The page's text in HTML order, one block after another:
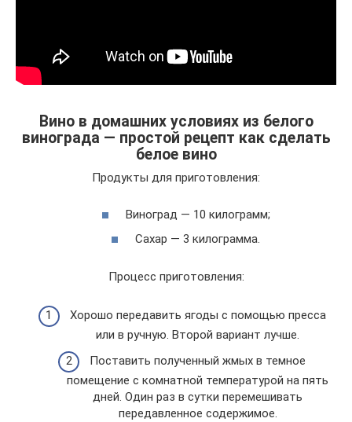
Вино в домашних условиях из белого
винограда — простой рецепт как сделать
белое вино
Продукты для приготовления:
Виноград — 10 килограмм;
Сахар — 3 килограмма.
Процесс приготовления:
Хорошо передавить ягоды с помощью пресса
или в ручную. Второй вариант лучше.
Поставить полученный жмых в темное
помещение с комнатной температурой на пять
дней. Один раз в сутки перемешивать
передавленное содержимое.